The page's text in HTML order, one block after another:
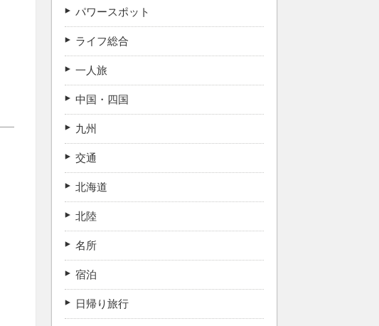
パワースポット
ライフ総合
一人旅
中国・四国
九州
交通
北海道
北陸
名所
宿泊
日帰り旅行